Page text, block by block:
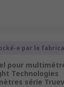
e par le
pour
Technologies
série